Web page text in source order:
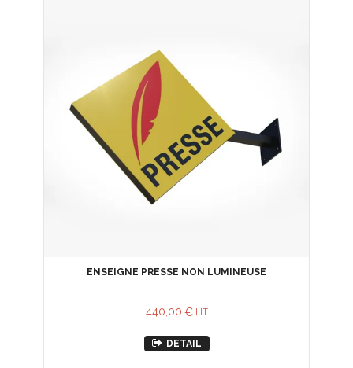
ENSEIGNE PRESSE NON LUMINEUSE
440,00 € HT
DETAIL